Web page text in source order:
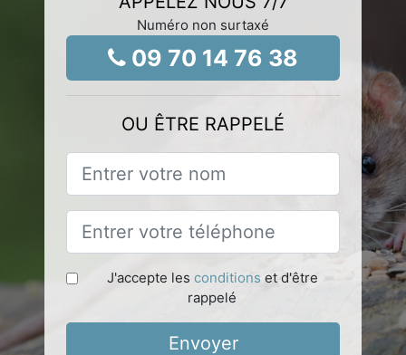
Numéro non surtaxé
09 70 14 76 38
OU ÊTRE RAPPELÉ
J'accepte les conditions et d'être
rappelé
Envoyer